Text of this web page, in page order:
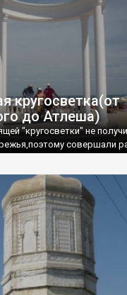
кругосветка(от
до Атлеша)
"кругосветки" не
совершали